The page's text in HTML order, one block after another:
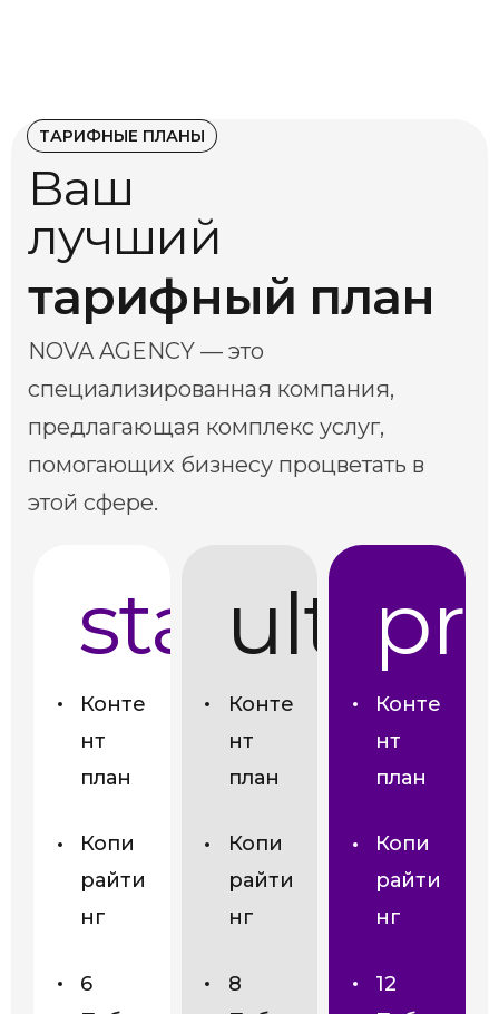
ТАРИФНЫЕ ПЛАНЫ
Ваш
лучший
тарифный план
NOVA AGENCY — это
специализированная компания,
предлагающая комплекс услуг,
помогающих бизнесу процветать в
этой сфере.
start
Конте
нт
план
Копи
райти
нг
6
ultra
Конте
нт
план
Копи
райти
нг
8
Конте
нт
план
Копи
райти
нг
12